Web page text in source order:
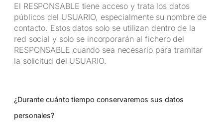
El RESPONSABLE tiene acceso y trata los datos
públicos del USUARIO, especialmente su nombre de
contacto. Estos datos solo se utilizan dentro de la
red social y solo se incorporarán al fichero del
RESPONSABLE cuando sea necesario para tramitar
la solicitud del USUARIO.
¿Durante cuánto tiempo conservaremos sus datos
personales?